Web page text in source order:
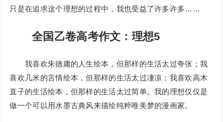
只是在追求这个理想的过程中，我也受益了许多许多……
全国乙卷高考作文：理想5
我喜欢朱德庸的人生绘本，但那样的生活太过夸张；我
喜欢几米的言情绘本，但那样的生活太过凄凉；我喜欢高木
直子的生活绘本，但那样的生活太过简单。我的理想仅仅是
做一个可以用水墨古典风来描绘纯粹唯美梦的漫画家。